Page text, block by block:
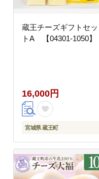
蔵王チーズギフトセッ
トA 【04301-1050】
16,000円
宮城県 蔵王町